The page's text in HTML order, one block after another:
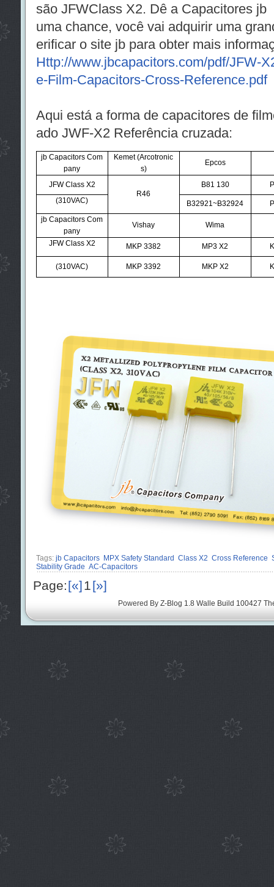
são JFWClass X2. Dê a Capacitores jb
uma chance, você vai adquirir uma
erificar o site jb para obter mais
Http://www.jbcapacitors.com/pdf/JFW-
e-Film-Capacitors-Cross-Reference.pdf
Aqui está a forma de capacitores de
ado JWF-X2 Referência cruzada:
jb Capacitors Com
pany
Kemet (Arcotronic
s)
Epcos
JFW Class X2
R46
B81 130
(310VAC)
B32921~B32924
jb Capacitors Com
pany
Vishay Wima
JFW Class X2 MKP 3382 MP3 X2
(310VAC) MKP 3392 MKP X2
Tags: jb Capacitors MPX Safety Standard Class X2 Cross Reference
Stability Grade AC-Capacitors
Page:[«]1[»]
Powered By Z-Blog 1.8 Walle Build 100427